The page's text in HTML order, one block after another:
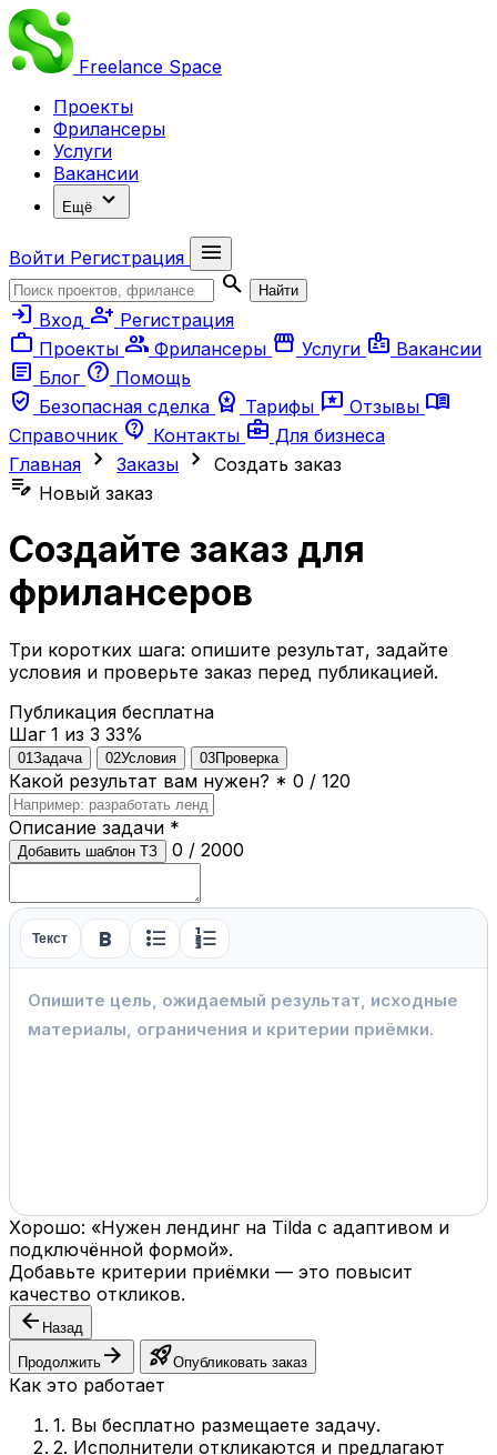
Freelance Space
Проекты
Фрилансеры
Услуги
Вакансии
Ещё expand_more
Войти Регистрация
menu
search
Найти
login Вход person_add Регистрация
work Проекты group Фрилансеры storefront Услуги badge Вакансии
article Блог help Помощь
verified_user Безопасная сделка workspace_premium Тарифы reviews Отзывы menu_book
Справочник contact_support Контакты business_center Для бизнеса
Главная chevron_right Заказы chevron_right Создать заказ
edit_note Новый заказ
Создайте заказ для
фрилансеров
Три коротких шага: опишите результат, задайте
условия и проверьте заказ перед публикацией.
Публикация бесплатна
Шаг 1 из 3 33%
01 Задача 02Условия 03Проверка
Какой результат вам нужен? * 0 / 120
Описание задачи *
Добавить шаблон ТЗ 0 / 2000
Текст format_bold format_list_bulleted format_list_numbered
Хорошо: «Нужен лендинг на Tilda с адаптивом и
подключённой формой».
Добавьте критерии приёмки — это повысит
качество откликов.
arrow_back Назад
Продолжить arrow_forward rocket_launchОпубликовать заказ
Как это работает
1. Вы бесплатно размещаете задачу.
2. Исполнители откликаются и предлагают